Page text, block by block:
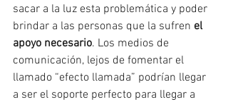
sacar a la luz esta problemática y poder
brindar a las personas que la sufren el
apoyo necesario. Los medios de
comunicación, lejos de fomentar el
llamado “efecto llamada” podrían llegar
a ser el soporte perfecto para llegar a